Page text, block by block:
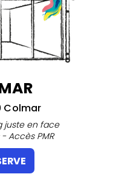
Colmar
juste en face
Accès PMR